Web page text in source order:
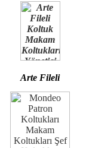
Arte Fileli